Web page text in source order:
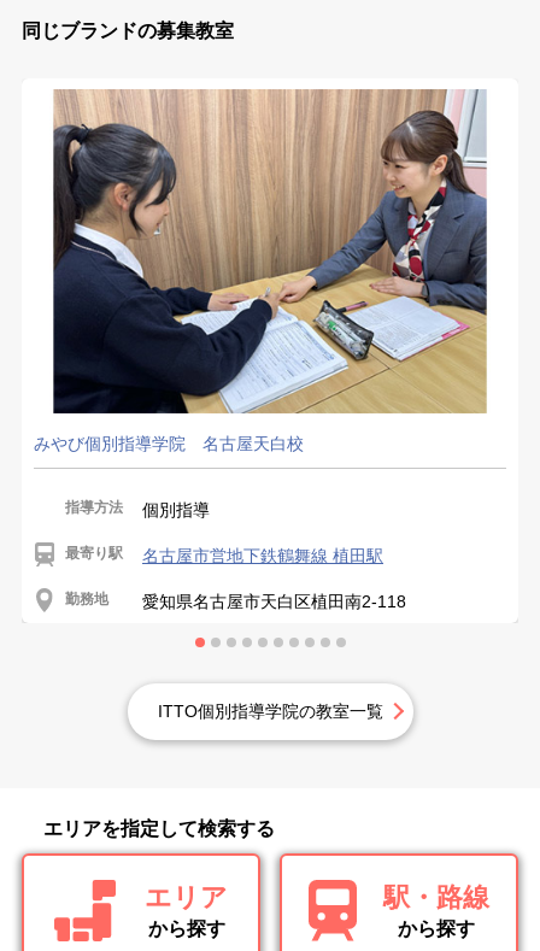
同じブランドの募集教室
みやび個別指導学院 名古屋天白校
指導方法 個別指導
最寄り駅 名古屋市営地下鉄鶴舞線 植田駅
勤務地 愛知県名古屋市天白区植田南2-118
ITTO個別指導学院の教室一覧
エリアを指定して検索する
エリア
から探す
駅・路線
から探す